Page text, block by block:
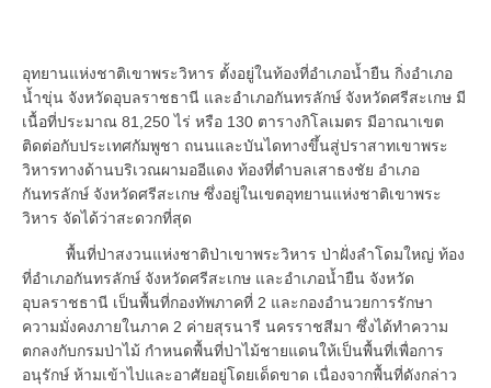
อุทยานแห่งชาติเขาพระวิหาร ตั้งอยู่ในท้องที่อำเภอน้ำยืน กิ่งอำเภอ
น้ำขุ่น จังหวัดอุบลราชธานี และอำเภอกันทรลักษ์ จังหวัดศรีสะเกษ มี
เนื้อที่ประมาณ 81,250 ไร่ หรือ 130 ตารางกิโลเมตร มีอาณาเขต
ติดต่อกับประเทศกัมพูชา ถนนและบันไดทางขึ้นสู่ปราสาทเขาพระ
วิหารทางด้านบริเวณผามออีแดง ท้องที่ตำบลเสาธงชัย อำเภอ
กันทรลักษ์ จังหวัดศรีสะเกษ ซึ่งอยู่ในเขตอุทยานแห่งชาติเขาพระ
วิหาร จัดได้ว่าสะดวกที่สุด
พื้นที่ป่าสงวนแห่งชาติป่าเขาพระวิหาร ป่าฝั่งลำโดมใหญ่ ท้อง
ที่อำเภอกันทรลักษ์ จังหวัดศรีสะเกษ และอำเภอน้ำยืน จังหวัด
อุบลราชธานี เป็นพื้นที่กองทัพภาคที่ 2 และกองอำนวยการรักษา
ความมั่งคงภายในภาค 2 ค่ายสุรนารี นครราชสีมา ซึ่งได้ทำความ
ตกลงกับกรมป่าไม้ กำหนดพื้นที่ป่าไม้ชายแดนให้เป็นพื้นที่เพื่อการ
อนุรักษ์ ห้ามเข้าไปและอาศัยอยู่โดยเด็ดขาด เนื่องจากพื้นที่ดังกล่าว